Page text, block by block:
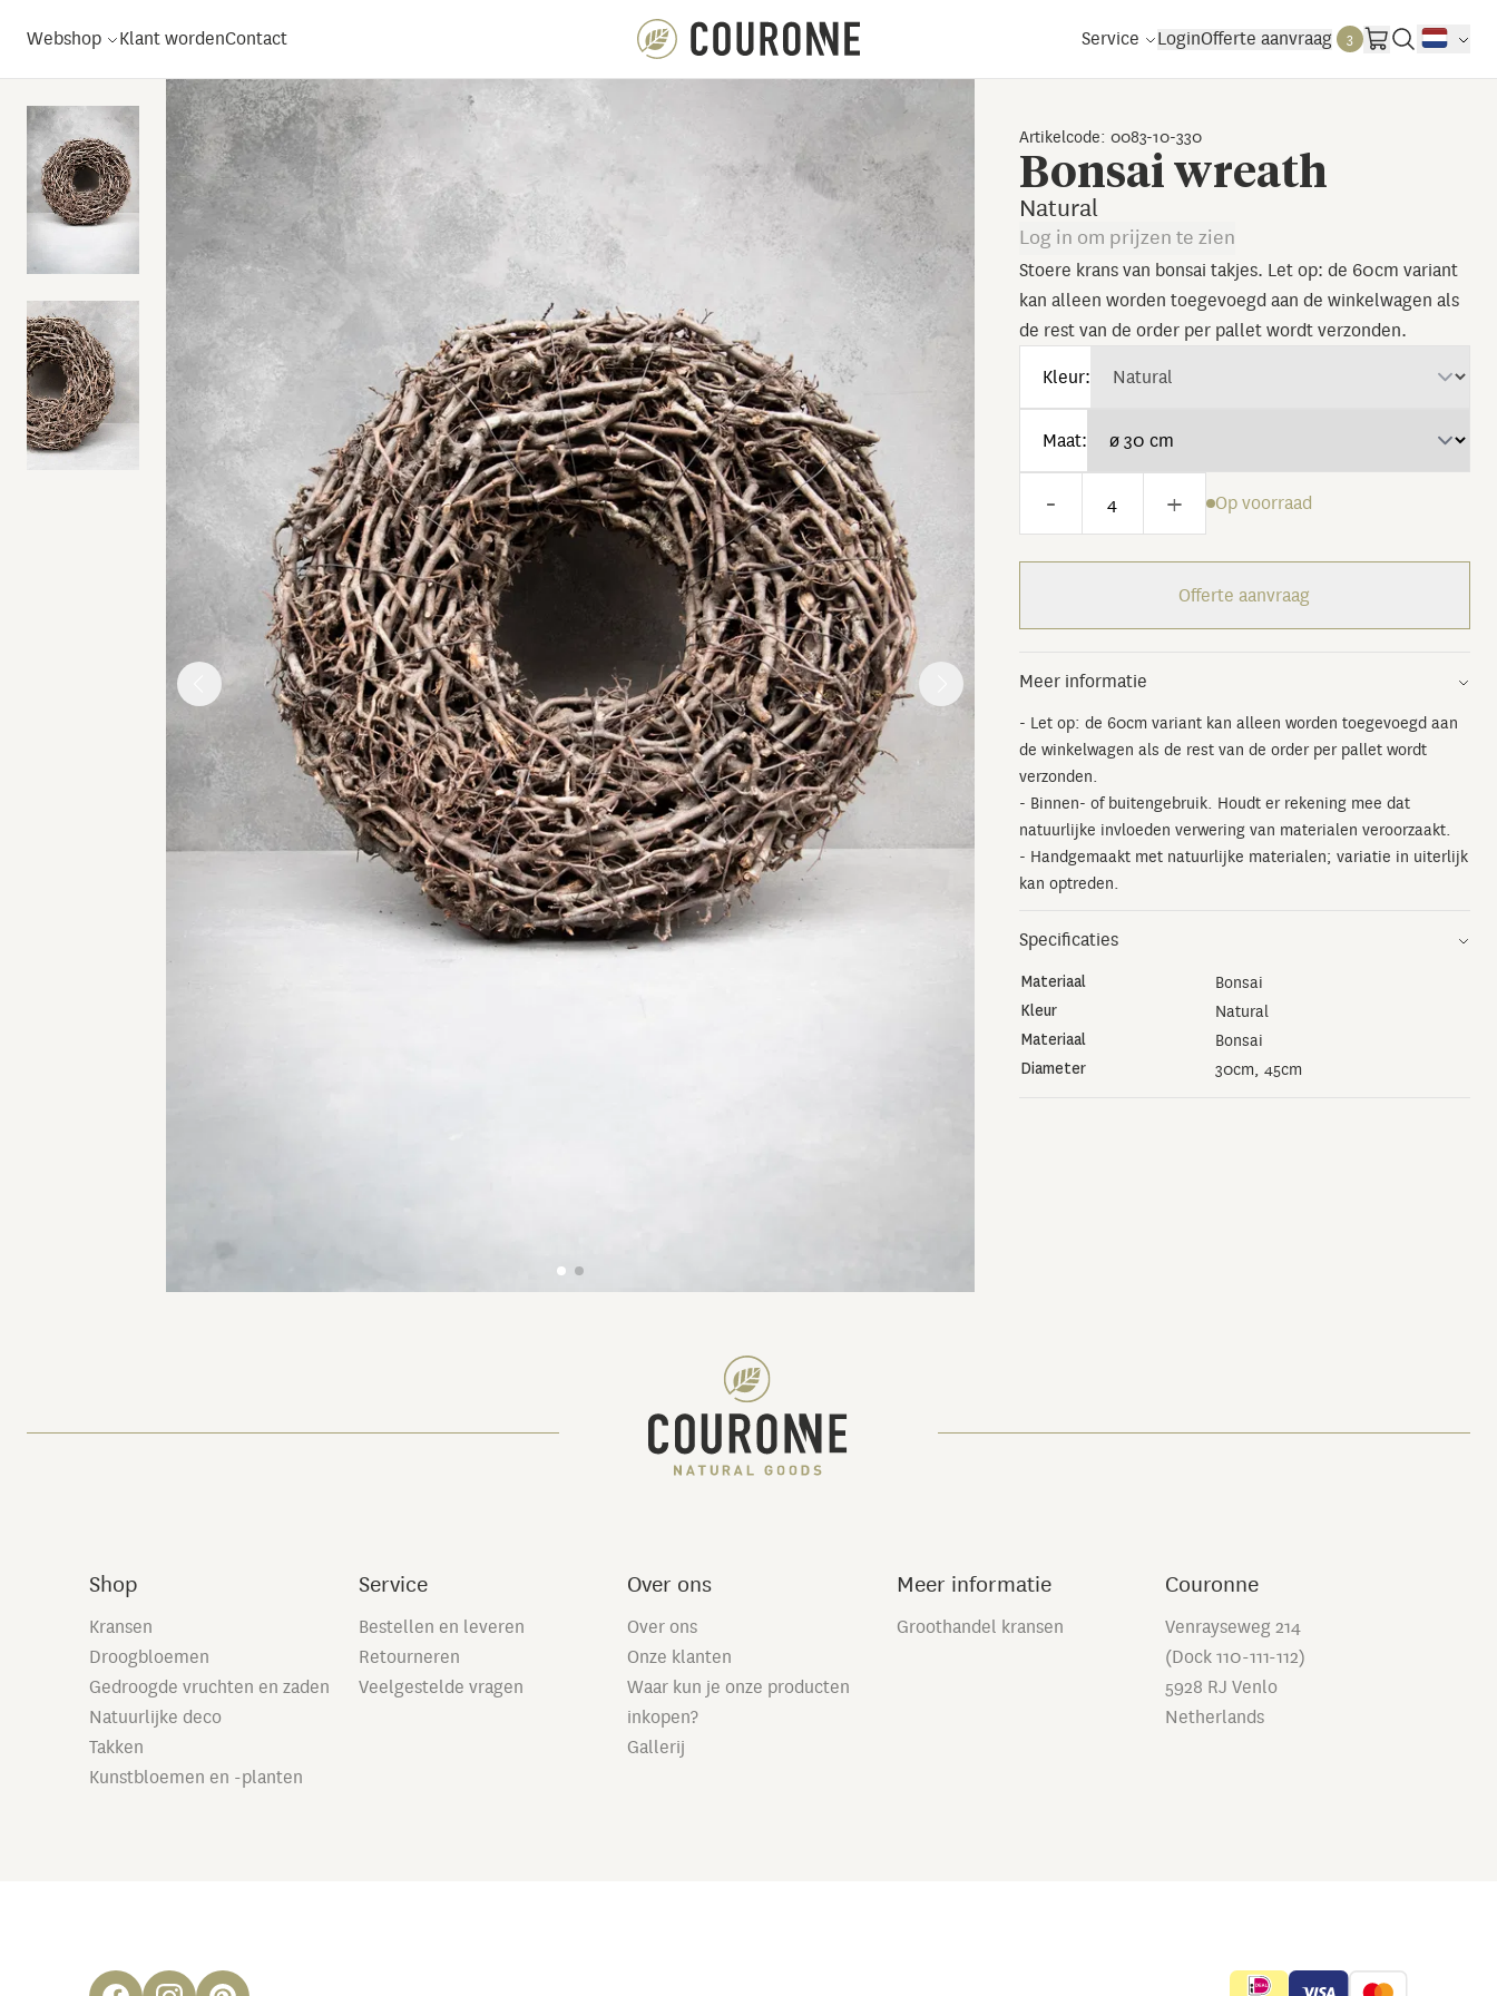
Webshop Klant wordenContact
Couronne NL
Service LoginOfferte aanvraag 3
Bonsai wreath
Natural
Artikelcode: 0083-10-330
Log in om prijzen te zien
Stoere krans van bonsai takjes. Let op: de 60cm variant
kan alleen worden toegevoegd aan de winkelwagen als
de rest van de order per pallet wordt verzonden.
Kleur:
Maat:
- + Op voorraad
Offerte aanvraag
Meer informatie
- Let op: de 60cm variant kan alleen worden toegevoegd aan
de winkelwagen als de rest van de order per pallet wordt
verzonden.
- Binnen- of buitengebruik. Houdt er rekening mee dat
natuurlijke invloeden verwering van materialen veroorzaakt.
- Handgemaakt met natuurlijke materialen; variatie in uiterlijk
kan optreden.
Specificaties
Materiaal Bonsai
Kleur Natural
Materiaal Bonsai
Diameter 30cm, 45cm
Shop
Kransen
Droogbloemen
Gedroogde vruchten en zaden
Natuurlijke deco
Takken
Kunstbloemen en -planten
Service
Bestellen en leveren
Retourneren
Veelgestelde vragen
Over ons
Over ons
Onze klanten
Waar kun je onze producten
inkopen?
Gallerij
Meer informatie
Groothandel kransen
Couronne
Venrayseweg 214
(Dock 110-111-112)
5928 RJ Venlo
Netherlands